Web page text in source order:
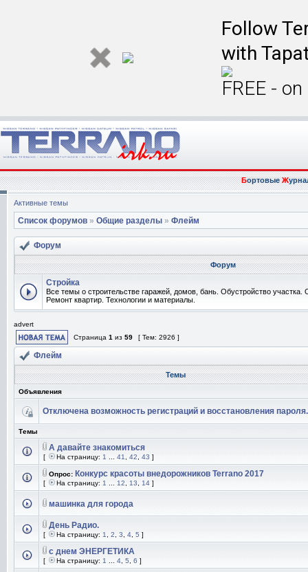
Follow
with
FREE -
БортовыеЖ
Активные темы
Список форумов » Общие разделы » Флейм
Форум
Форум
Стройка
Все темы о строительстве гаражей, домов, бань. Обустройство участка.
Ремонт квартир. Технологии и материалы.
advert
Страница 1 из 59 [ Тем: 2926 ]
Флейм
Темы
Объявления
Отключена возможность регистраций и восстановления пароля.
Темы
А давайте знакомиться
[ На страницу: 1 41 42 43 ]
Опрос: Конкурс красоты внедорожников Terrano 2017
[ На страницу: 1 12 13 14 ]
машинка для города
День Радио.
[ На страницу: 1 2 3 4 5 ]
с днем ЭНЕРГЕТИКА
[ На страницу: 1 4 5 6 ]